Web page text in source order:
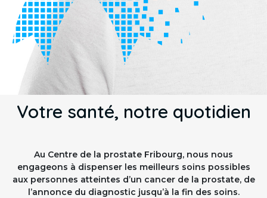
Votre santé, notre quotidien
Au Centre de la prostate Fribourg, nous nous
engageons à dispenser les meilleurs soins possibles
aux personnes atteintes d’un cancer de la prostate, de
l’annonce du diagnostic jusqu’à la fin des soins.